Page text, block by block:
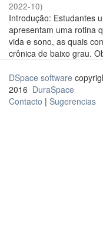
2022-10)
Introdução: Estudantes
apresentam uma rotina
vida e sono, as quais
crônica de baixo grau.
DSpace software
2016 DuraSpace
Contacto | Sugerencias